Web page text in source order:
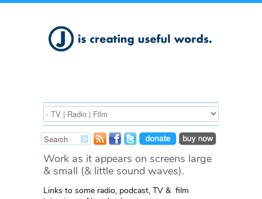
Work as it appears on screens large
& small (& little sound waves).
Links to some radio, podcast, TV & film